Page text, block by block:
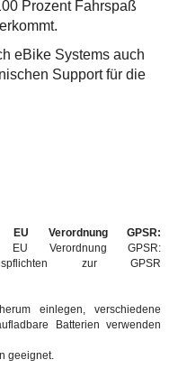
Prozent Fahrspaß
eBike Systems auch
Support für die
EU Verordnung GPSR:
EU Verordnung GPSR:
zur GPSR
einlegen, verschiedene
Batterien verwenden
geeignet.